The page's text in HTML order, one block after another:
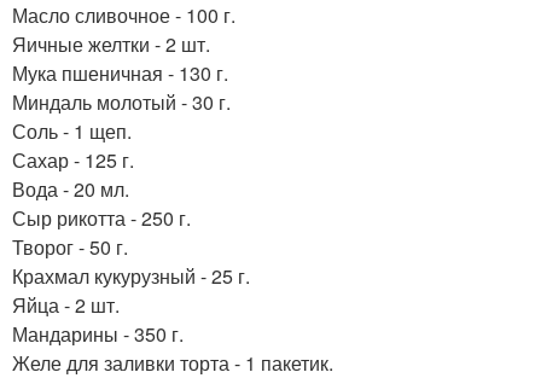
Масло сливочное - 100 г.
Яичные желтки - 2 шт.
Мука пшеничная - 130 г.
Миндаль молотый - 30 г.
Соль - 1 щеп.
Сахар - 125 г.
Вода - 20 мл.
Сыр рикотта - 250 г.
Творог - 50 г.
Крахмал кукурузный - 25 г.
Яйца - 2 шт.
Мандарины - 350 г.
Желе для заливки торта - 1 пакетик.